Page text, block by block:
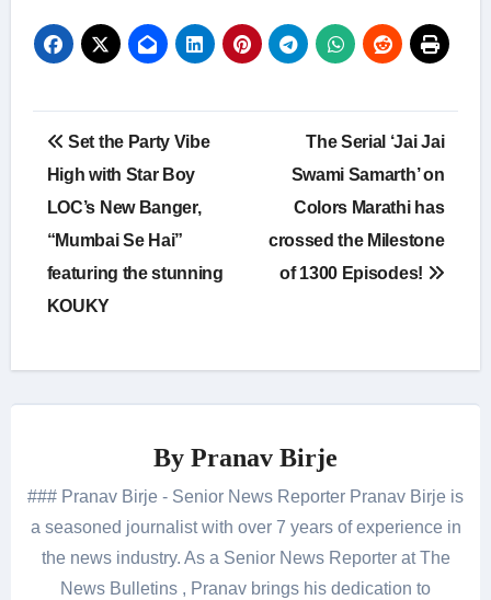
Post
navigation
Set the Party Vibe
High with Star Boy
LOC’s New Banger,
“Mumbai Se Hai”
featuring the stunning
KOUKY
The Serial ‘Jai Jai
Swami Samarth’ on
Colors Marathi has
crossed the Milestone
of 1300 Episodes!
By Pranav Birje
### Pranav Birje - Senior News Reporter Pranav Birje is
a seasoned journalist with over 7 years of experience in
the news industry. As a Senior News Reporter at The
News Bulletins , Pranav brings his dedication to